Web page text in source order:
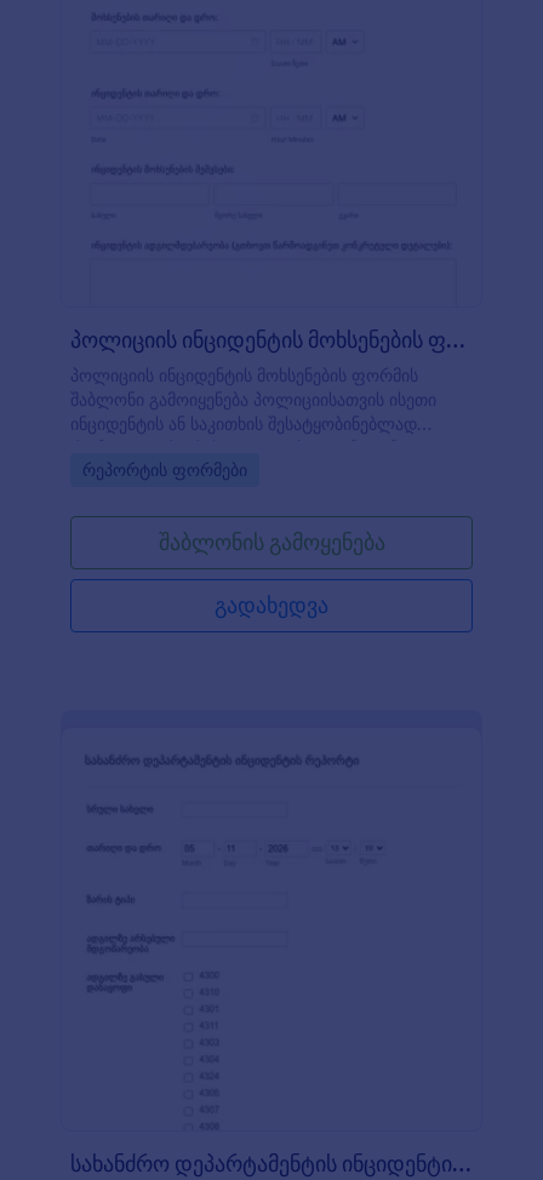
პოლიციის ინციდენტის მოხსენების ფორმ?
პოლიციის ინციდენტის მოხსენების ფორმის
შაბლონი გამოიყენება პოლიციისათვის ისეთი
ინციდენტის ან საკითხის შესატყობინებლად
შაბლონის გამოყენებით მოქალაქეებს შეუძლიათ
როგორიცაა შემხვევის თარიღი და დრო როდესაც
ეს მოხდა, ადგილმდებარეობა, საკონტაქტო
ინფორმაცია.
Go to Category:
რეპორტის ფორმები
შაბლონის გამოყენება
გადახედვა
სახანძრო დეპარტამენტის ინციდენტის რ?